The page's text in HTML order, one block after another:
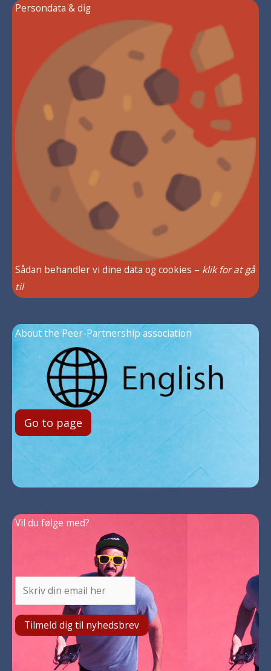
Persondata & dig
Sådan behandler vi dine data og cookies – klik for at gå
til
About the Peer-Partnership association
Go to page
Vil du følge med?